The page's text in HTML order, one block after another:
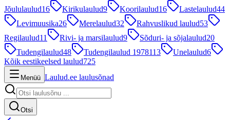
Jõululaulud16 Kirikulaulud9 Koorilaulud16 Lastelaulud44
Levimuusika26 Merelaulud32 Rahvuslikud laulud53
Regilaulud11 Rivi- ja marsilaulud9 Sõduri- ja sõjalaulud20
Tudengilaulud48 Tudengilaulud 1978113 Unelaulud6
Kõik eestikeelsed laulud725
Menüü Laulud.ee laulusõnad
Otsi